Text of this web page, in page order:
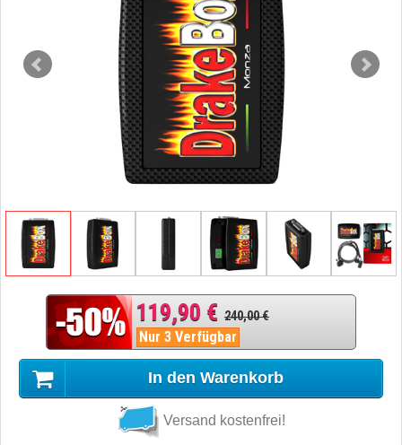
119,90 € 240,00 €
Nur 3 Verfügbar
In den Warenkorb
Versand kostenfrei!